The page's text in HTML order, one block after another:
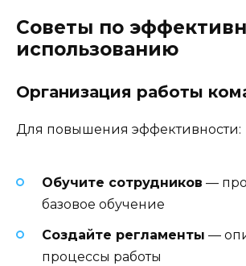
Советы по
использованию
Организация работы
Для повышения эффективности:
Обучите сотрудников —
базовое обучение
Создайте регламенты —
процессы работы